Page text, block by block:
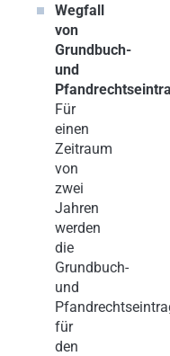
Wegfall
von
Grundbuch-
und
Für
einen
Zeitraum
von
zwei
Jahren
werden
die
Grundbuch-
und
für
den